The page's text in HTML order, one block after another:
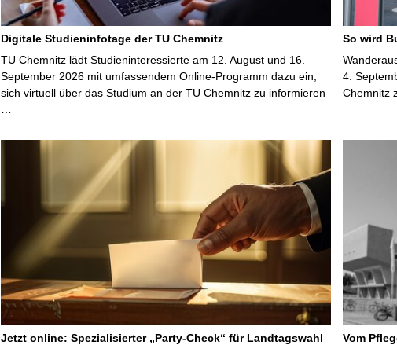
Digitale Studieninfotage der TU Chemnitz
TU Chemnitz lädt Studieninteressierte am 12. August und 16.
September 2026 mit umfassendem Online-Programm dazu ein,
sich virtuell über das Studium an der TU Chemnitz zu informieren
So wird
4.
Chemnitz
Jetzt online: Spezialisierter „Party-Check“ für Landtagswahl
Vom